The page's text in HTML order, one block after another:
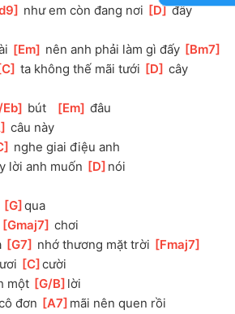
như em còn đang nơi D ]
đây
[ Em nên anh phải làm gì đấy Bm7
C ] ta không thế mãi tưới D ] cây
Eb bút [ Em ] đâu
] câu này
nghe giai điệu anh
lời anh muốn D ]nói
G ]
qua
Gmaj7 ] chơi
G7 nhớ thương mặt trời Fmaj7
C ]
cười
một
G/B ]lời
đơn
A7 ]mãi nên quen rồi